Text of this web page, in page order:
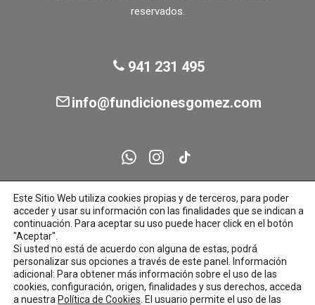
reservados.
941 231 495
info@fundicionesgomez.com
Este Sitio Web utiliza cookies propias y de terceros, para poder
acceder y usar su información con las finalidades que se indican a
continuación. Para aceptar su uso puede hacer click en el botón
"Aceptar".
Si usted no está de acuerdo con alguna de estas, podrá
personalizar sus opciones a través de este panel. Información
adicional: Para obtener más información sobre el uso de las
cookies, configuración, origen, finalidades y sus derechos, acceda
a nuestra Política de Cookies . El usuario permite el uso de las